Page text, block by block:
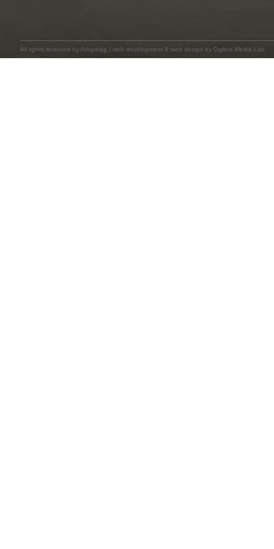
All rights reserved by Arhipelag | web development & web design by Ogitive Media Lab